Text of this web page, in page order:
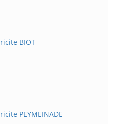
BIOT
PEYMEINADE